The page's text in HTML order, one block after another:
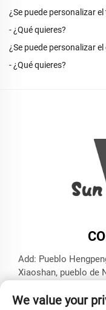
¿Se puede personalizar
- ¿Qué quieres?
¿Se puede personalizar
- ¿Qué quieres?
Add: Pueblo
Xiaoshan, pueblo de
We value your